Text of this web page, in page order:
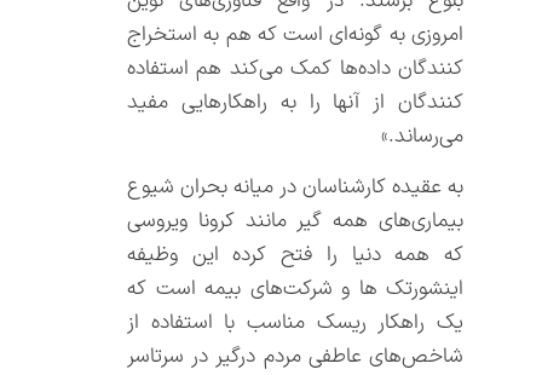
امروزی به گونه‌ای است که هم به استخراج
کنندگان داده‌ها کمک می‌کند هم استفاده
کنندگان از آنها را به راهکارهایی مفید
می‌رساند.»
به عقیده کارشناسان در میانه بحران شیوع
بیماری‌های همه گیر مانند کرونا ویروسی
که همه دنیا را فتح کرده این وظیفه
اینشورتک ها و شرکت‌های بیمه است که
یک راهکار ریسک مناسب با استفاده از
شاخص‌های عاطفی مردم درگیر در سرتاسر